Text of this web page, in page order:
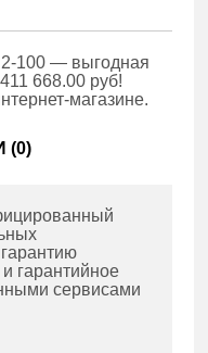
100 — выгодная
668.00 руб!
магазине.
(0)
гарантийное
сервисами